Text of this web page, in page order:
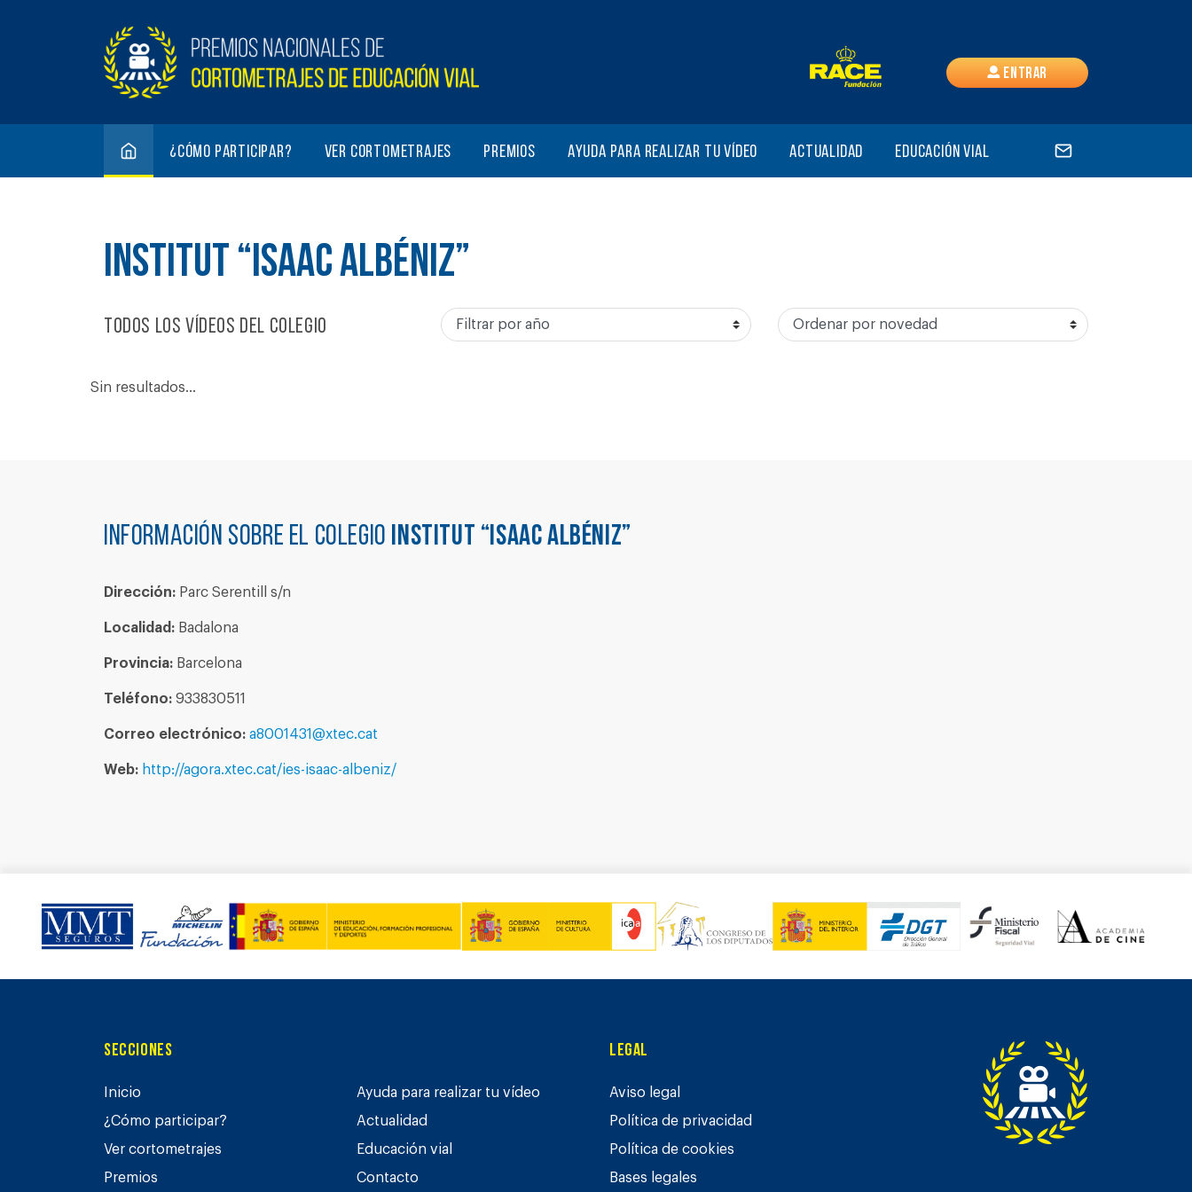
Entrar
¿Cómo participar? Ver cortometrajes Premios Ayuda para realizar tu vídeo Actualidad Educación vial
INSTITUT “ISAAC ALBÉNIZ”
Todos los vídeos del colegio
Sin resultados...
Información sobre el colegio INSTITUT “ISAAC ALBÉNIZ”
Dirección: Parc Serentill s/n
Localidad: Badalona
Provincia: Barcelona
Teléfono: 933830511
Correo electrónico: a8001431@xtec.cat
Web: http://agora.xtec.cat/ies-isaac-albeniz/
Secciones
Inicio
¿Cómo participar?
Ver cortometrajes
Premios
Ayuda para realizar tu vídeo
Actualidad
Educación vial
Contacto
Legal
Aviso legal
Política de privacidad
Política de cookies
Bases legales